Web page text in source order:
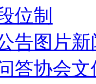
位制
告图片新
答协会文